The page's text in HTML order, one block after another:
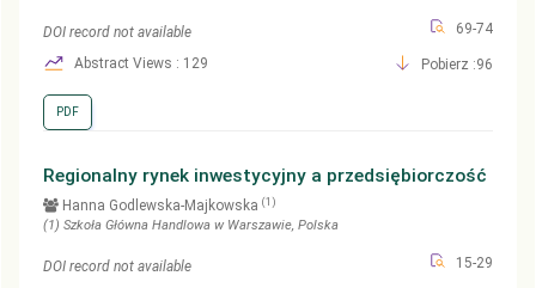
DOI record not available 69-74
Abstract Views : 129 Pobierz :96
PDF
Regionalny rynek inwestycyjny a przedsiębiorczość
Hanna Godlewska-Majkowska (1)
(1) Szkoła Główna Handlowa w Warszawie, Polska
DOI record not available 15-29